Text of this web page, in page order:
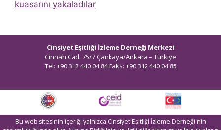
kuasarını yakaladılar
Cinsiyet Eşitliği İzleme Derneği Merkezi
Cinnah Cad. 75/7 Çankaya/Ankara – Türkiye
Tel: +90 312 440 04 84 Faks: +90 312 440 04 85
Bu web sitesinin içeriği yalnızca Cinsiyet Eşitliği İzleme Derneği'nin